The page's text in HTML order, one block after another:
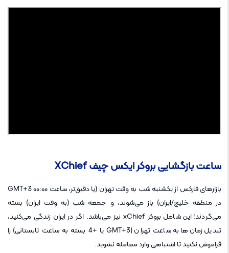
ساعت بازگشایی بروکر ایکس چیف XChief
بازارهای فارکس از یکشنبه شب به وقت تهران (یا دقیق‌تر، ساعت ۰۰:۰۰ GMT+3
در منطقه خلیج/ایران) باز می‌شوند، و جمعه شب (به وقت ایران) بسته
می‌گردند؛ این شامل بروکر xChief نیز می‌باشد. اگر در ایران زندگی می‌کنید،
تبدیل زمان‌ها به ساعت تهران (GMT+3 یا +4 بسته به ساعت تابستانی) را
فراموش نکنید تا اشتباهی وارد معامله نشوید.